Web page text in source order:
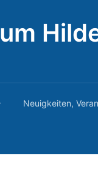
Neuigkeiten,